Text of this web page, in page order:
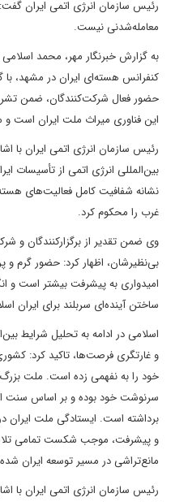
رئیس سازمان انرژی اتمی ایران
معامله‌شدنی نیست.
به گزارش خبرنگار مهر، محمد
کنفرانس هسته‌ای ایران در مشهد، با
حضور فعال شرکت‌کنندگان، ضمن
این فناوری میراث ملت ایران است
رئیس سازمان انرژی اتمی ایران با
بین‌المللی انرژی اتمی از تأسیسات
نشانه شفافیت کامل فعالیت‌های
غرب را محکوم کرد.
وی ضمن تقدیر از برگزارکنندگان و
بی‌نظیرشان، اظهار کرد: حضور گرم و
امیدواری به پیشرفت بیشتر است و
ساختن آینده‌ای سربلند برای ایران
اسلامی در ادامه به تحلیل شرایط
و غارتگری فرصت‌ها، تاکید کرد:
خود را به نفهمی زده است. ملت
سرنوشت خود بوده و بر اساس سنت
برداشته است. ایستادگی ملت
و پیشرفت، موجب شکست تمامی
مانع‌تراشی در مسیر توسعه ایران
رئیس سازمان انرژی اتمی ایران با